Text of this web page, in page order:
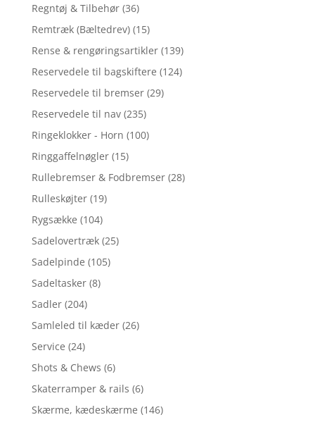
Regntøj & Tilbehør (36)
Remtræk (Bæltedrev) (15)
Rense & rengøringsartikler (139)
Reservedele til bagskiftere (124)
Reservedele til bremser (29)
Reservedele til nav (235)
Ringeklokker - Horn (100)
Ringgaffelnøgler (15)
Rullebremser & Fodbremser (28)
Rulleskøjter (19)
Rygsække (104)
Sadelovertræk (25)
Sadelpinde (105)
Sadeltasker (8)
Sadler (204)
Samleled til kæder (26)
Service (24)
Shots & Chews (6)
Skaterramper & rails (6)
Skærme, kædeskærme (146)